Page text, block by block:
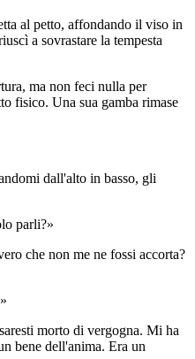
al petto, affondando il viso in
a sovrastare la tempesta
ma non feci nulla per
fisico. Una sua gamba rimase
dall'alto in basso, gli
parli?»
che non me ne fossi accorta?
morto di vergogna. Mi ha
bene dell'anima. Era un